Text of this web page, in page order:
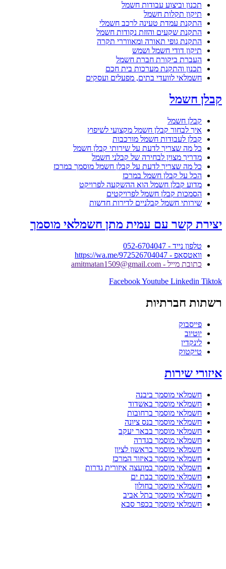
תכנון וביצוע עבודות חשמל
תיקון תקלות חשמל
התקנת עמדת טעינה לרכב חשמלי
התקנת שקעים והזזת נקודות חשמל
התקנת גופי תאורה ומאווררי תקרה
תיקון דודי חשמל ושמש
העברת ביקורת חברת חשמל
תכנון והתקנת מערכות בית חכם
חשמלאי לוועדי בתים, מפעלים ועסקים
קבלן חשמל
קבלן חשמל
איך לבחור קבלן חשמל מקצועי לשיפוץ
קבלן לעבודות חשמל מורכבות
כל מה שצריך לדעת על שירותי קבלן חשמל
מדריך מצוין לבחירה של קבלני חשמל
כל מה שצריך לדעת על קבלן חשמל מוסמך במרכז
הכל על קבלן חשמל במרכז
מדוע קבלן חשמל הוא ההשקעה לפרויקט
הסמכות קבלן חשמל לפרויקטים
שירותי חשמל קבלניים לדירות חדשות
יצירת קשר עם עמית מתן חשמלאי מוסמך
טלפון נייד - 052-6704047
וואטסאפ - https://wa.me/972526704047
כתובת מייל - amitmatan1509@gmail.com
FacebookYoutube Linkedin Tiktok
רשתות חברתיות
פייסבוק
יוטיוב
לינקדין
טיקטוק
איזורי שירות
חשמלאי מוסמך ביבנה
חשמלאי מוסמך באשדוד
חשמלאי מוסמך ברחובות
חשמלאי מוסמך בנס ציונה
חשמלאי מוסמך בבאר יעקב
חשמלאי מוסמך בגדרה
חשמלאי מוסמך בראשון לציון
חשמלאי מוסמך באיזור המרכז
חשמלאי מוסמך במועצה איזורית גדרות
חשמלאי מוסמך בבת ים
חשמלאי מוסמך בחולון
חשמלאי מוסמך בתל אביב
חשמלאי מוסמך בכפר סבא